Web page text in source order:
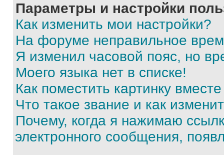
Параметры и настройки
Как изменить мои настройки?
На форуме неправильное
Я изменил часовой пояс, но
Моего языка нет в списке!
Как поместить картинку
Что такое звание и как
Почему, когда я нажимаю
электронного сообщения,